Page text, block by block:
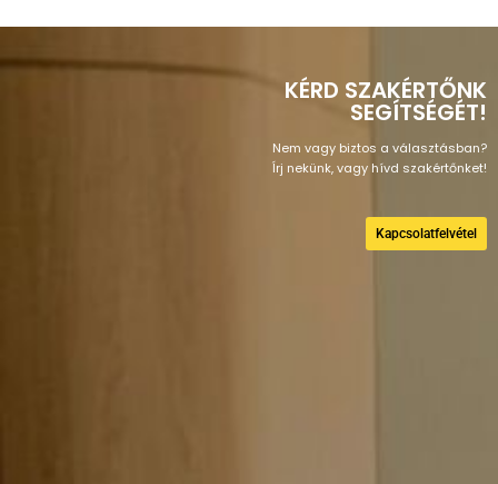
KÉRD SZAKÉRTŐNK
SEGÍTSÉGÉT!
Nem vagy biztos a választásban?
Írj nekünk, vagy hívd szakértőnket!
Kapcsolatfelvétel